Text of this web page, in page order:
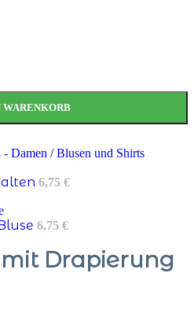
WARENKORB
- Damen / Blusen und Shirts
6,75 €
6,75 €
mit Drapierung